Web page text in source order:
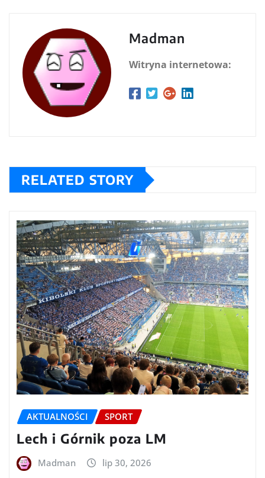
Madman
Witryna internetowa:
RELATED STORY
AKTUALNOŚCI SPORT
Lech i Górnik poza LM
Madman lip 30, 2026